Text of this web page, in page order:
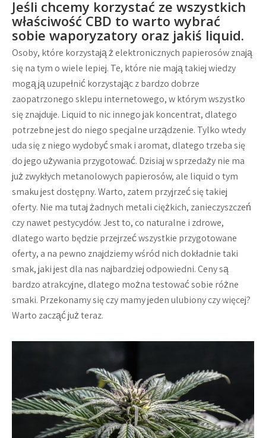
Jeśli chcemy korzystać ze wszystkich
właściwość CBD to warto wybrać
sobie waporyzatory oraz jakiś liquid.
Osoby, które korzystają ż elektronicznych papierosów znają
się na tym o wiele lepiej. Te, które nie mają takiej wiedzy
mogą ją uzupełnić korzystając z bardzo dobrze
zaopatrzonego sklepu internetowego, w którym wszystko
się znajduje. Liquid to nic innego jak koncentrat, dlatego
potrzebne jest do niego specjalne urządzenie. Tylko wtedy
uda się z niego wydobyć smak i aromat, dlatego trzeba się
do jego używania przygotować. Dzisiaj w sprzedaży nie ma
już zwykłych metanolowych papierosów, ale liquid o tym
smaku jest dostępny. Warto, zatem przyjrzeć się takiej
oferty. Nie ma tutaj żadnych metali ciężkich, zanieczyszczeń
czy nawet pestycydów. Jest to, co naturalne i zdrowe,
dlatego warto będzie przejrzeć wszystkie przygotowane
oferty, a na pewno znajdziemy wśród nich dokładnie taki
smak, jaki jest dla nas najbardziej odpowiedni. Ceny są
bardzo atrakcyjne, dlatego można testować sobie różne
smaki. Przekonamy się czy mamy jeden ulubiony czy więcej?
Warto zacząć już teraz.